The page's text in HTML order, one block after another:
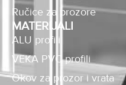
Ručice za prozore
MATERIJALI
ALU profili
VEKA PVC profili
Okov za prozor i vrata